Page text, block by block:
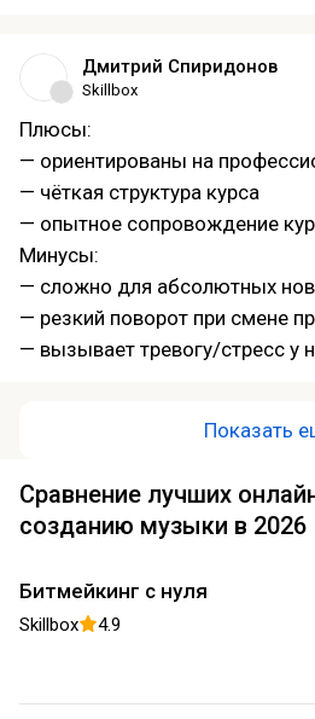
— опытные и разносторонние
Минусы:
— иногда встречаются
Дмитрий Спиридонов
Skillbox
Плюсы:
— ориентированы на
— чёткая структура курса
— опытное сопровождение
Минусы:
— сложно для абсолютных
— резкий поворот при смене
— вызывает тревогу/стресс у
Показать
Сравнение лучших
созданию музыки в 2026
Битмейкинг с нуля
Skillbox 4.9